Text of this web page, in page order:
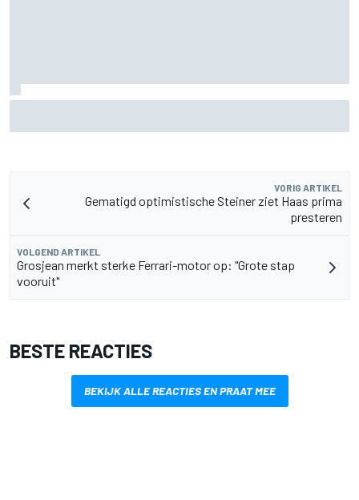
VORIG ARTIKEL
Gematigd optimistische Steiner ziet Haas prima
presteren
VOLGEND ARTIKEL
Grosjean merkt sterke Ferrari-motor op: "Grote stap
vooruit"
BESTE REACTIES
BEKIJK ALLE REACTIES EN PRAAT MEE